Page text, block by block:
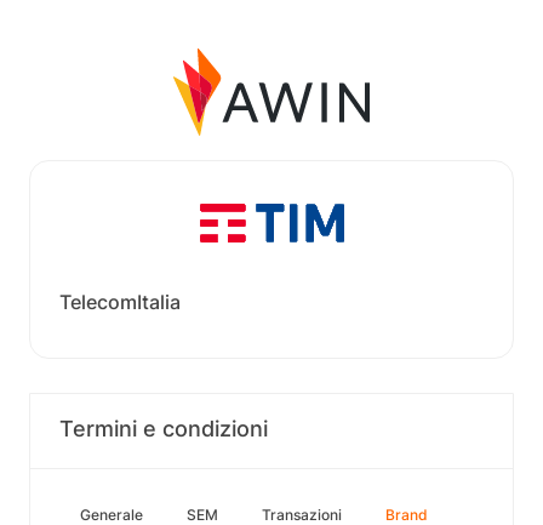
TelecomItalia
Termini e condizioni
Generale SEM Transazioni Brand